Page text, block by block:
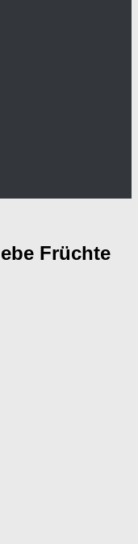
Früchte